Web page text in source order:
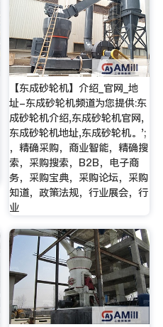
【东成砂轮机】介绍_官网_地
址-东成砂轮机频道为您提供:东
成砂轮机介绍,东成砂轮机官网,
东成砂轮机地址,东成砂轮机。';
，精确采购，商业智能，精确搜
索，采购搜索，B2B，电子商
务，采购宝典，采购论坛，采购
知道，政策法规，行业展会，行
业